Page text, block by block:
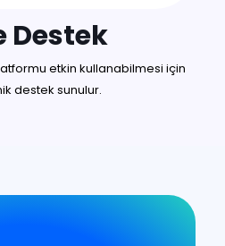
Destek
etkin kullanabilmesi için
destek sunulur.